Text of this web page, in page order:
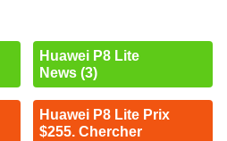
Huawei P8 Lite
News (3)
Huawei P8 Lite Prix
$255. Chercher